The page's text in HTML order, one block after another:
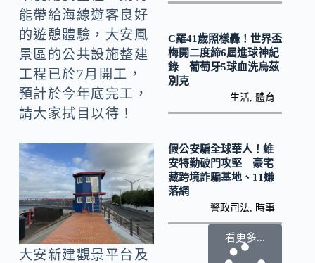
能帶給海線遊客良好
的遊憩體驗，大安風
景區的公共設施整建
工程已於7月開工，
預計於今年底完工，
請大家拭目以待！
大安新建觀景平台及
C羅41歲照樣轟！世界盃
梅開二度締6屆進球神紀
錄 葡萄牙5球血洗烏茲
別克
生活 ,體育
假公安騙全球華人！維
安特勤破門攻堅 豪宅
藏跨境詐騙基地、11嫌
落網
警政司法 時事
看更多...